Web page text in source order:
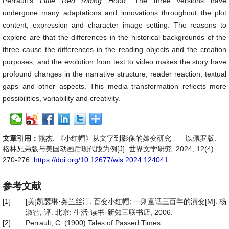
undergone many adaptations and innovations throughout the plot
content, expression and character image setting. The reasons to
explore are that the differences in the historical backgrounds of the
three cause the differences in the reading objects and the creation
purposes, and the evolution from text to video makes the story have
profound changes in the narrative structure, reader reaction, textual
gaps and other aspects. This media transformation reflects more
possibilities, variability and creativity.
文章引用： 熊杰. 《小红帽》从文字到影像的嬗变研究——以佩罗版、
格林兄弟版与美国动画后现代版为例[J]. 世界文学研究, 2024, 12(4):
270-276. https://doi.org/10.12677/wls.2024.124041
参考文献
[1]
[美]凯瑟琳·奥兰丝汀. 百变小红帽: 一则童话三百年的演变[M]. 杨
淑智, 译. 北京: 生活·读书·新知三联书店, 2006.
[2]
Perrault, C. (1900) Tales of Passed Times.